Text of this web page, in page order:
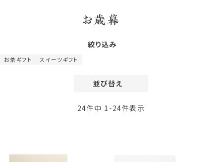
お歳暮
絞り込み
お茶ギフト スイーツギフト
並び替え
価格が高い順
24件中 1 -24件表示